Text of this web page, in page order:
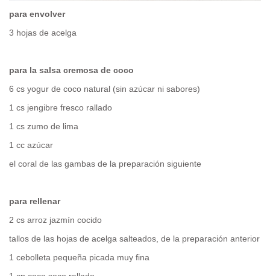
para envolver
3 hojas de acelga
para la salsa cremosa de coco
6 cs yogur de coco natural (sin azúcar ni sabores)
1 cs jengibre fresco rallado
1 cs zumo de lima
1 cc azúcar
el coral de las gambas de la preparación siguiente
para rellenar
2 cs arroz jazmín cocido
tallos de las hojas de acelga salteados, de la preparación anterior
1 cebolleta pequeña picada muy fina